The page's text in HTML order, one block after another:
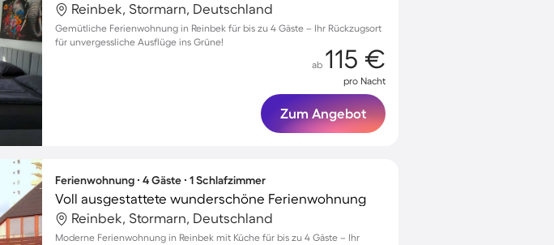
Reinbek, Stormarn, Deutschland
Gemütliche Ferienwohnung in Reinbek für bis zu 4 Gäste – Ihr Rückzugsort
für unvergessliche Ausflüge ins Grüne!
ab 115 €
pro Nacht
Zum Angebot
Ferienwohnung ∙ 4 Gäste ∙ 1 Schlafzimmer
Voll ausgestattete wunderschöne Ferienwohnung
Reinbek, Stormarn, Deutschland
Moderne Ferienwohnung in Reinbek mit Küche für bis zu 4 Gäste – Ihr